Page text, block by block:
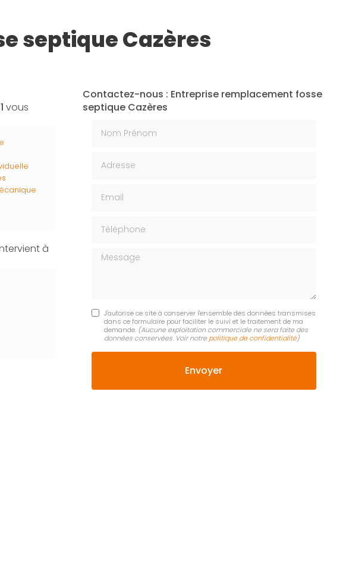
septique Cazères
vous
à
Contactez-nous : Entreprise remplacement fosse
septique Cazères
Message
J'autorise ce site à conserver l'ensemble des données transmises
dans ce formulaire pour faciliter le suivi et le traitement de ma
demande. (Aucune exploitation commerciale ne sera faite des
données conservées. Voir notre politique de confidentialité)